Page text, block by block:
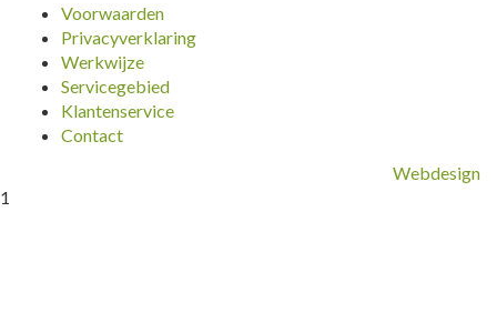
Voorwaarden
Privacyverklaring
Werkwijze
Servicegebied
Klantenservice
Contact
Webdesign
1